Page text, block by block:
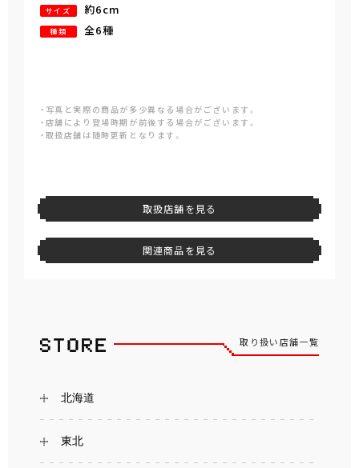
サイズ 約6cm
種類 全6種
・写真と実際の商品が多少異なる場合がございます。
・店舗により登場時期が前後する場合がございます。
・取扱店舗は随時更新となります。
取扱店舗を見る
関連商品を見る
取り扱い店舗一覧
北海道
東北